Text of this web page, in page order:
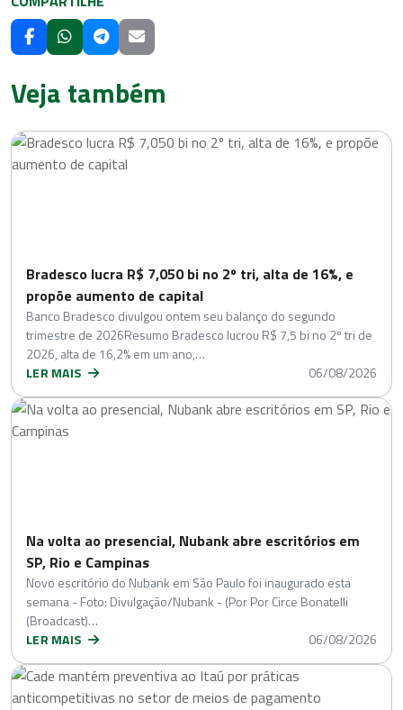
Veja também
Bradesco lucra R$ 7,050 bi no 2º tri, alta de 16%, e
propõe aumento de capital
Banco Bradesco divulgou ontem seu balanço do segundo
trimestre de 2026Resumo Bradesco lucrou R$ 7,5 bi no 2º tri de
2026, alta de 16,2% em um ano,…
LER MAIS
06/08/2026
Na volta ao presencial, Nubank abre escritórios em
SP, Rio e Campinas
Novo escritório do Nubank em São Paulo foi inaugurado esta
semana - Foto: Divulgação/Nubank - (Por Por Circe Bonatelli
(Broadcast)…
LER MAIS
06/08/2026